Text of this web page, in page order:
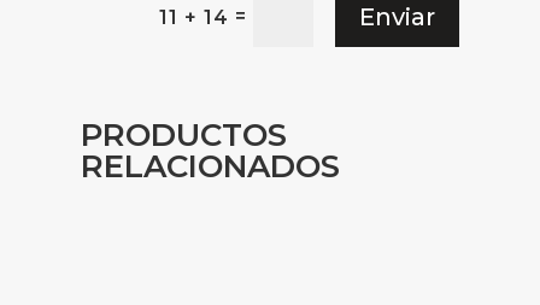
11 + 14 = Enviar
PRODUCTOS
RELACIONADOS